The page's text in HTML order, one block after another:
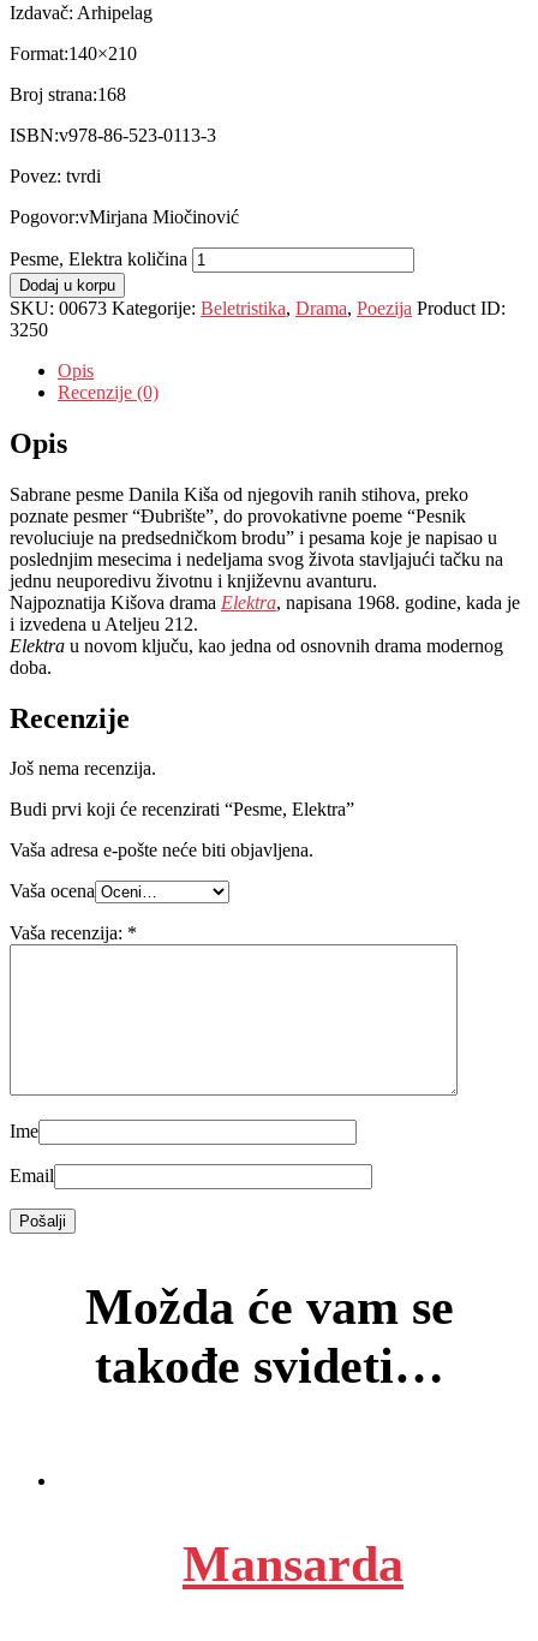
Izdavač: Arhipelag
Format:140×210
Broj strana:168
ISBN:v978-86-523-0113-3
Povez: tvrdi
Pogovor:vMirjana Miočinović
Pesme, Elektra količina
Dodaj u korpu
SKU: 00673 Kategorije: Beletristika, Drama, Poezija Product ID:
3250
Opis
Recenzije (0)
Opis
Sabrane pesme Danila Kiša od njegovih ranih stihova, preko
poznate pesmer “Đubrište”, do provokativne poeme “Pesnik
revoluciuje na predsedničkom brodu” i pesama koje je napisao u
poslednjim mesecima i nedeljama svog života stavljajući tačku na
jednu neuporedivu životnu i književnu avanturu.
Najpoznatija Kišova drama Elektra, napisana 1968. godine, kada je
i izvedena u Ateljeu 212.
Elektra u novom ključu, kao jedna od osnovnih drama modernog
doba.
Recenzije
Još nema recenzija.
Budi prvi koji će recenzirati “Pesme, Elektra”
Vaša adresa e-pošte neće biti objavljena.
Vaša ocena
Vaša recenzija: *
Ime
Email
Možda će vam se
takođe svideti…
Mansarda